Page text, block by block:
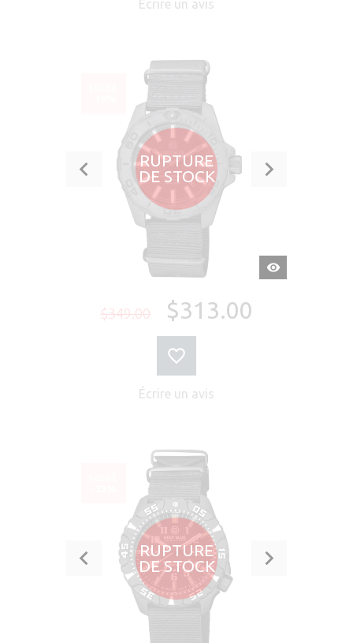
Écrire un avis
RUPTURE
DE STOCK
APERÇU
RAPIDE
$349.00 $313.00
Écrire un avis
RUPTURE
DE STOCK